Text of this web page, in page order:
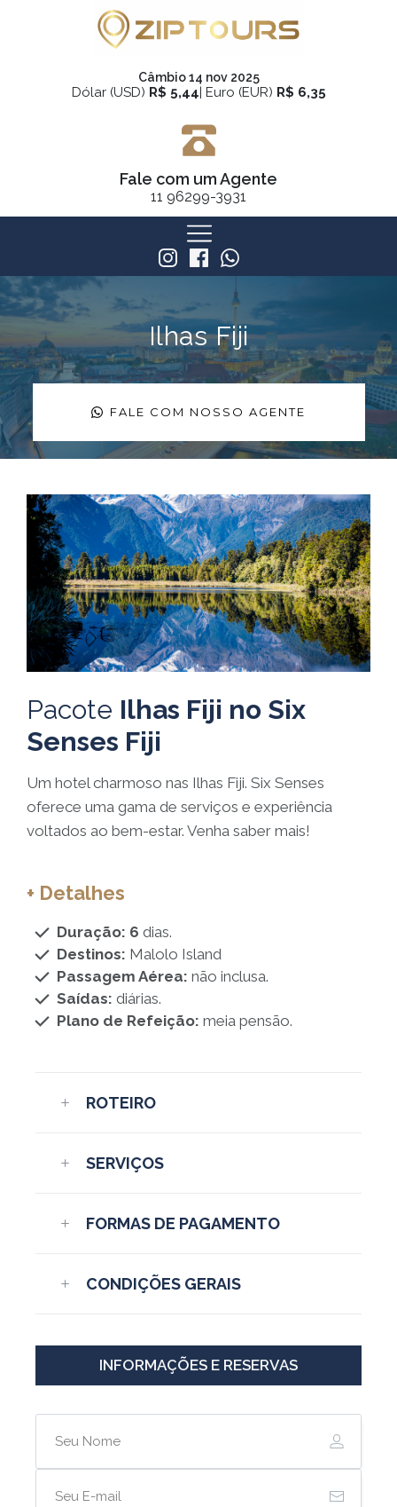
Câmbio 14 nov 2025
Dólar (USD) R$ 5,44| Euro (EUR) R$ 6,35
Fale com um Agente
11 96299-3931
Ilhas Fiji
FALE COM NOSSO AGENTE
Pacote Ilhas Fiji no Six
Senses Fiji
Um hotel charmoso nas Ilhas Fiji. Six Senses
oferece uma gama de serviços e experiência
voltados ao bem-estar. Venha saber mais!
+ Detalhes
Duração: 6 dias.
Destinos: Malolo Island
Passagem Aérea: não inclusa.
Saídas: diárias.
Plano de Refeição: meia pensão.
ROTEIRO
SERVIÇOS
FORMAS DE PAGAMENTO
CONDIÇÕES GERAIS
INFORMAÇÕES E RESERVAS